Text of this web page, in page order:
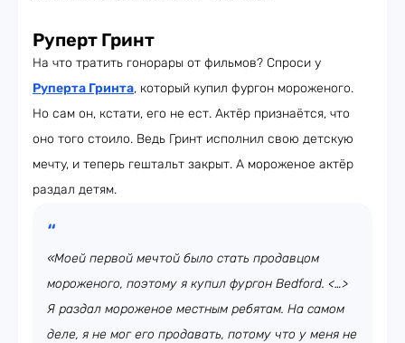
Руперт Гринт
На что тратить гонорары от фильмов? Спроси у
Руперта Гринта, который купил фургон мороженого.
Но сам он, кстати, его не ест. Актёр признаётся, что
оно того стоило. Ведь Гринт исполнил свою детскую
мечту, и теперь гештальт закрыт. А мороженое актёр
раздал детям.
«Моей первой мечтой было стать продавцом
мороженого, поэтому я купил фургон Bedford. <…>
Я раздал мороженое местным ребятам. На самом
деле, я не мог его продавать, потому что у меня не